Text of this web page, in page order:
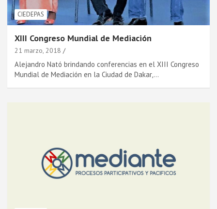
CIEDEPAS
XIII Congreso Mundial de Mediación
21 marzo, 2018
Alejandro Nató brindando conferencias en el XIII Congreso
Mundial de Mediación en la Ciudad de Dakar,…